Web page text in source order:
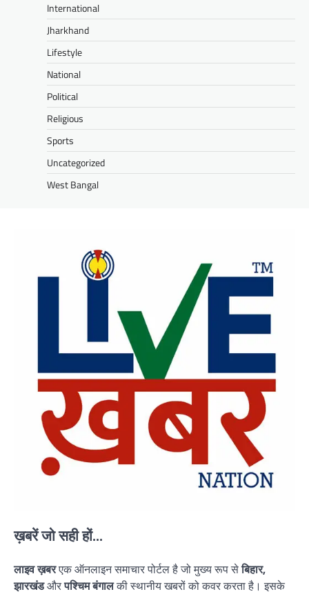
International
Jharkhand
Lifestyle
National
Political
Religious
Sports
Uncategorized
West Bangal
ख़बरें जो सही हों...
लाइव ख़बरएक ऑनलाइन समाचार पोर्टल है जो मुख्य रूप सेबिहार,
झारखंडऔरपश्चिम बंगालकी स्थानीय खबरों को कवर करता है। इसके